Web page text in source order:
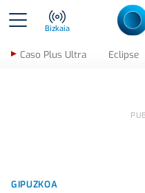
Bizkaia
Caso Plus Ultra Eclipse
GIPUZKOA